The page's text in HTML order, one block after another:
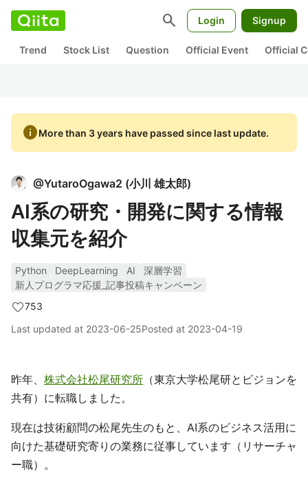
search Login Signup
Trend Stock List Question Official Event Official
infoMore than 3 years have passed since last update.
@YutaroOgawa2 (小川 雄太郎)
AI系の研究・開発に関する情報
収集元を紹介
Python DeepLearning AI
深層学習
新人プログラマ応援_記事投稿キャンペーン
753
Last updated at 2023-06-25Posted at 2023-04-19
昨年、 株式会社松尾研究所 （東京大学松尾研とビジョンを
共有）に転職しました。
現在は技術顧問の松尾先生のもと、AI系のビジネス活用に
向けた基礎研究寄りの業務に従事しています（リサーチャ
ー職）。